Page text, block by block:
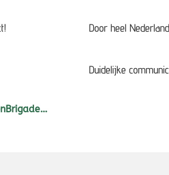
Door heel
Duidelijke